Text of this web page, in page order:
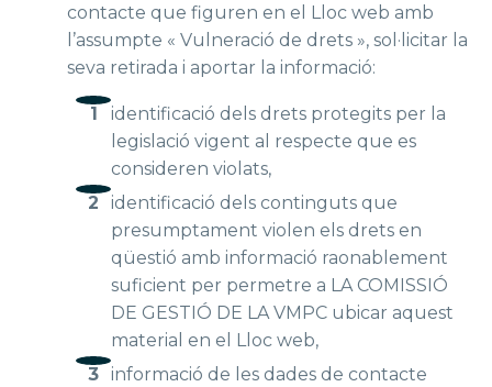
contacte que figuren en el Lloc web amb
l’assumpte « Vulneració de drets », sol·licitar la
seva retirada i aportar la informació:
identificació dels drets protegits per la
legislació vigent al respecte que es
consideren violats,
identificació dels continguts que
presumptament violen els drets en
qüestió amb informació raonablement
suficient per permetre a LA COMISSIÓ
DE GESTIÓ DE LA VMPC ubicar aquest
material en el Lloc web,
informació de les dades de contacte